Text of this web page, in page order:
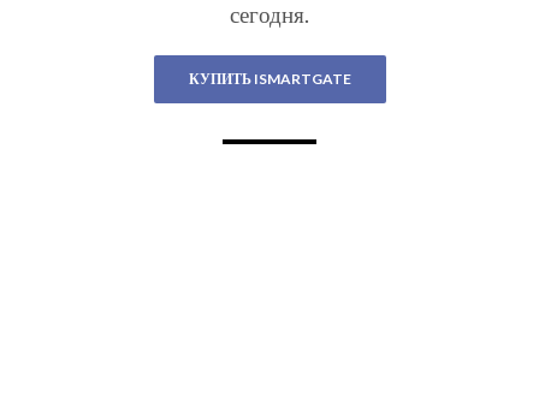
сегодня.
КУПИТЬ ISMARTGATE